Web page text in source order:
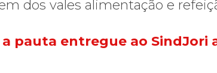
dos vales alimentação e
a pauta entregue ao SindJori